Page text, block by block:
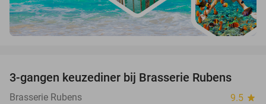
42%
3-gangen keuzediner bij Brasserie Rubens
Brasserie Rubens 9.5 star